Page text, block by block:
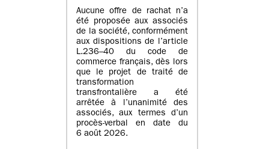
Aucune offre de rachat n’a
été proposée aux associés
de la société, conformément
aux dispositions de l’article
L.236–40 du code de
commerce français, dès lors
que le projet de traité de
transformation
transfrontalière a été
arrêtée à l’unanimité des
associés, aux termes d’un
procès-verbal en date du
6 août 2026.